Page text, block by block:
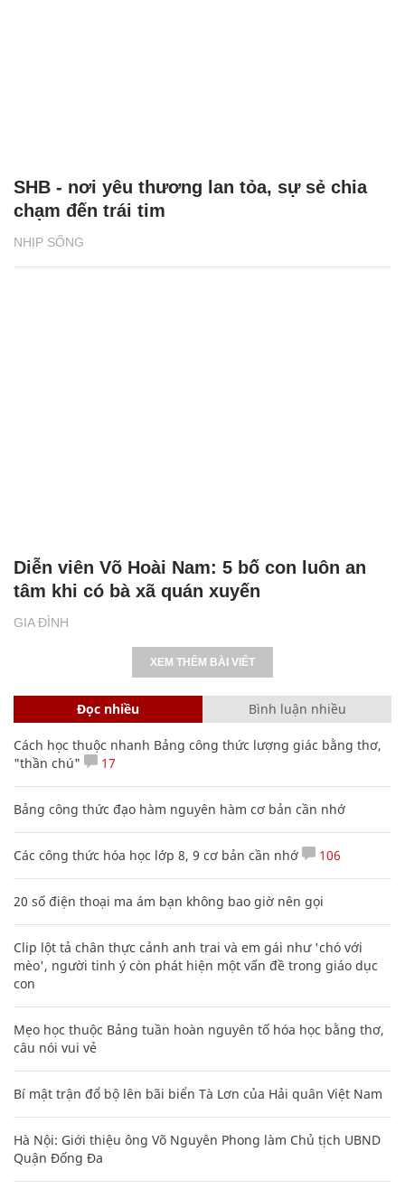
NHỊP SỐNG
SHB - nơi yêu thương lan tỏa, sự sẻ chia
chạm đến trái tim
GIA ĐÌNH
Diễn viên Võ Hoài Nam: 5 bố con luôn an
tâm khi có bà xã quán xuyến
XEM THÊM BÀI VIẾT
Đọc nhiều Bình luận nhiều
Cách học thuộc nhanh Bảng công thức lượng giác bằng thơ,
"thần chú"
17
Bảng công thức đạo hàm nguyên hàm cơ bản cần nhớ
Các công thức hóa học lớp 8, 9 cơ bản cần nhớ 106
20 số điện thoại ma ám bạn không bao giờ nên gọi
Clip lột tả chân thực cảnh anh trai và em gái như 'chó với
mèo', người tinh ý còn phát hiện một vấn đề trong giáo dục
con
Mẹo học thuộc Bảng tuần hoàn nguyên tố hóa học bằng thơ,
câu nói vui vẻ
Bí mật trận đổ bộ lên bãi biển Tà Lơn của Hải quân Việt Nam
Hà Nội: Giới thiệu ông Võ Nguyên Phong làm Chủ tịch UBND
Quận Đống Đa